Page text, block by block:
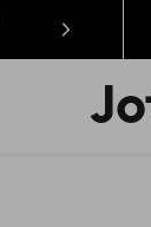
Logo
Jotex